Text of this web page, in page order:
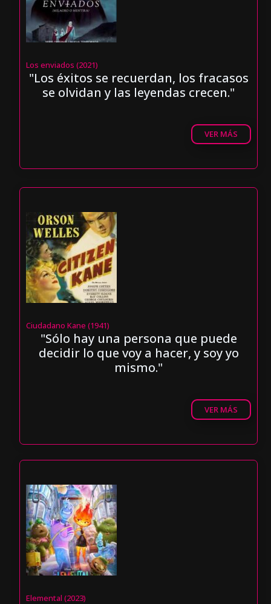
Los enviados (2021)
"Los éxitos se recuerdan, los fracasos
se olvidan y las leyendas crecen."
VER MÁS
Ciudadano Kane (1941)
"Sólo hay una persona que puede
decidir lo que voy a hacer, y soy yo
mismo."
VER MÁS
Elemental (2023)